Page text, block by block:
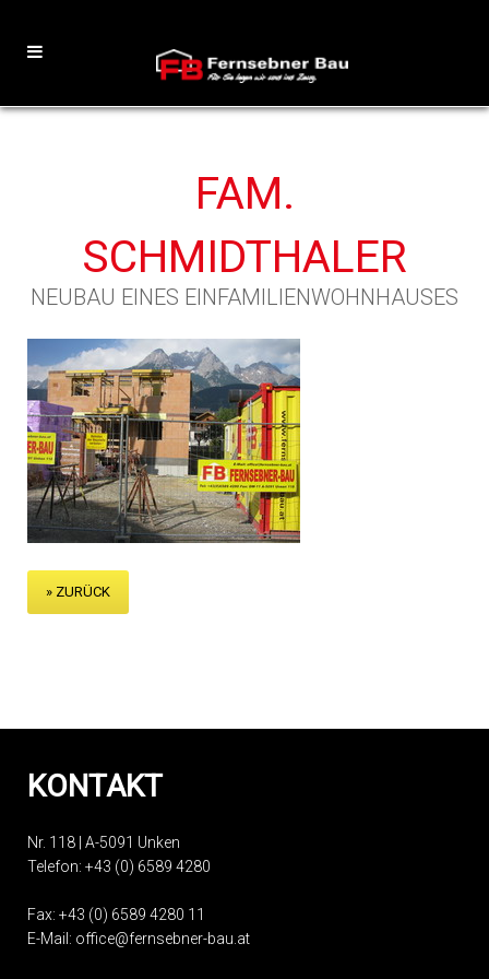
FAM.
SCHMIDTHALER
NEUBAU EINES EINFAMILIENWOHNHAUSES
» ZURÜCK
KONTAKT
Nr. 118 | A-5091 Unken
Telefon: +43 (0) 6589 4280
Fax: +43 (0) 6589 4280 11
E-Mail: office@fernsebner-bau.at